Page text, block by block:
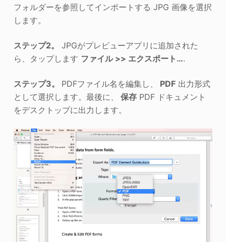
フォルダーを参照してインポートする JPG 画像を選択
します。
ステップ2。
JPGがプレビューアプリに追加された
ら、タップします ファイル >> エクスポート….
ステップ3。 PDFファイル名を編集し、 PDF出力形式
として選択します。最後に、
保存PDF ドキュメント
をデスクトップに出力します。